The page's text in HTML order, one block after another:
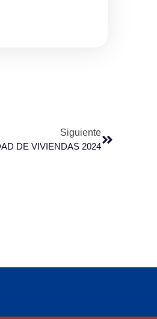
Siguiente
DE VIVIENDAS 2024